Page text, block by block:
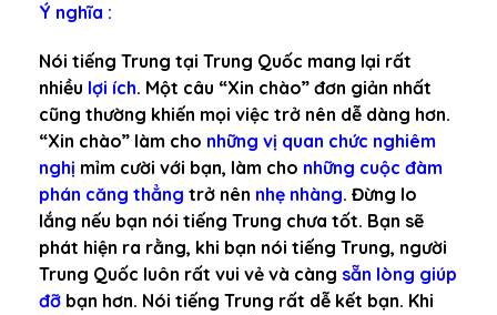
Ý nghĩa :
Nói tiếng Trung tại Trung Quốc mang lại rất
nhiều lợi ích. Một câu “Xin chào” đơn giản nhất
cũng thường khiến mọi việc trở nên dễ dàng hơn.
“Xin chào” làm cho những vị quan chức nghiêm
nghị mỉm cười với bạn, làm cho những cuộc đàm
phán căng thẳng trở nên nhẹ nhàng. Đừng lo
lắng nếu bạn nói tiếng Trung chưa tốt. Bạn sẽ
phát hiện ra rằng, khi bạn nói tiếng Trung, người
Trung Quốc luôn rất vui vẻ và càng sẵn lòng giúp
đỡ bạn hơn. Nói tiếng Trung rất dễ kết bạn. Khi